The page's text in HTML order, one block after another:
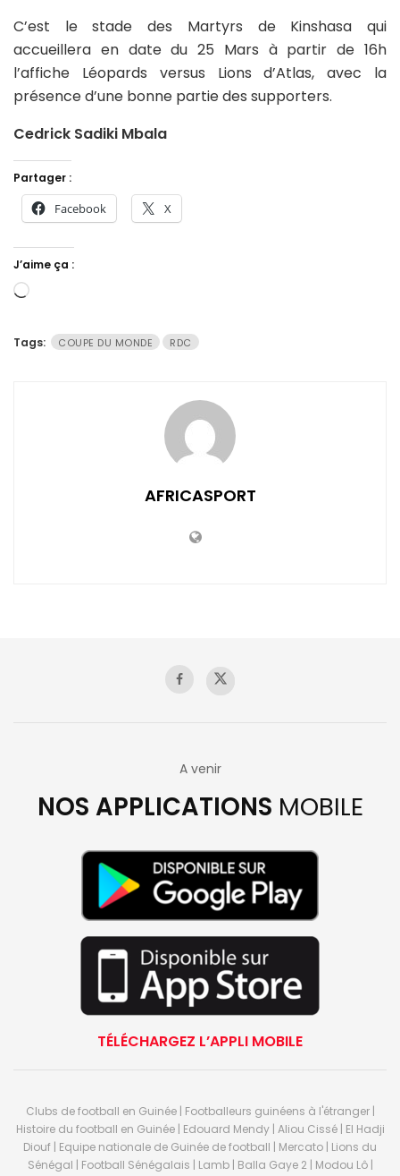
C’est le stade des Martyrs de Kinshasa qui
accueillera en date du 25 Mars à partir de 16h
l’affiche Léopards versus Lions d’Atlas, avec la
présence d’une bonne partie des supporters.
Cedrick Sadiki Mbala
Partager :
Facebook X
J’aime ça :
Chargement…
Tags: COUPE DU MONDE RDC
AFRICASPORT
A venir
NOS APPLICATIONS MOBILE
TÉLÉCHARGEZ L’APPLI MOBILE
Clubs de football en Guinée | Footballeurs guinéens à l'étranger |
Histoire du football en Guinée | Edouard Mendy | Aliou Cissé | El Hadji
Diouf | Equipe nationale de Guinée de football | Mercato | Lions du
Sénégal | Football Sénégalais | Lamb | Balla Gaye 2 | Modou Lô |